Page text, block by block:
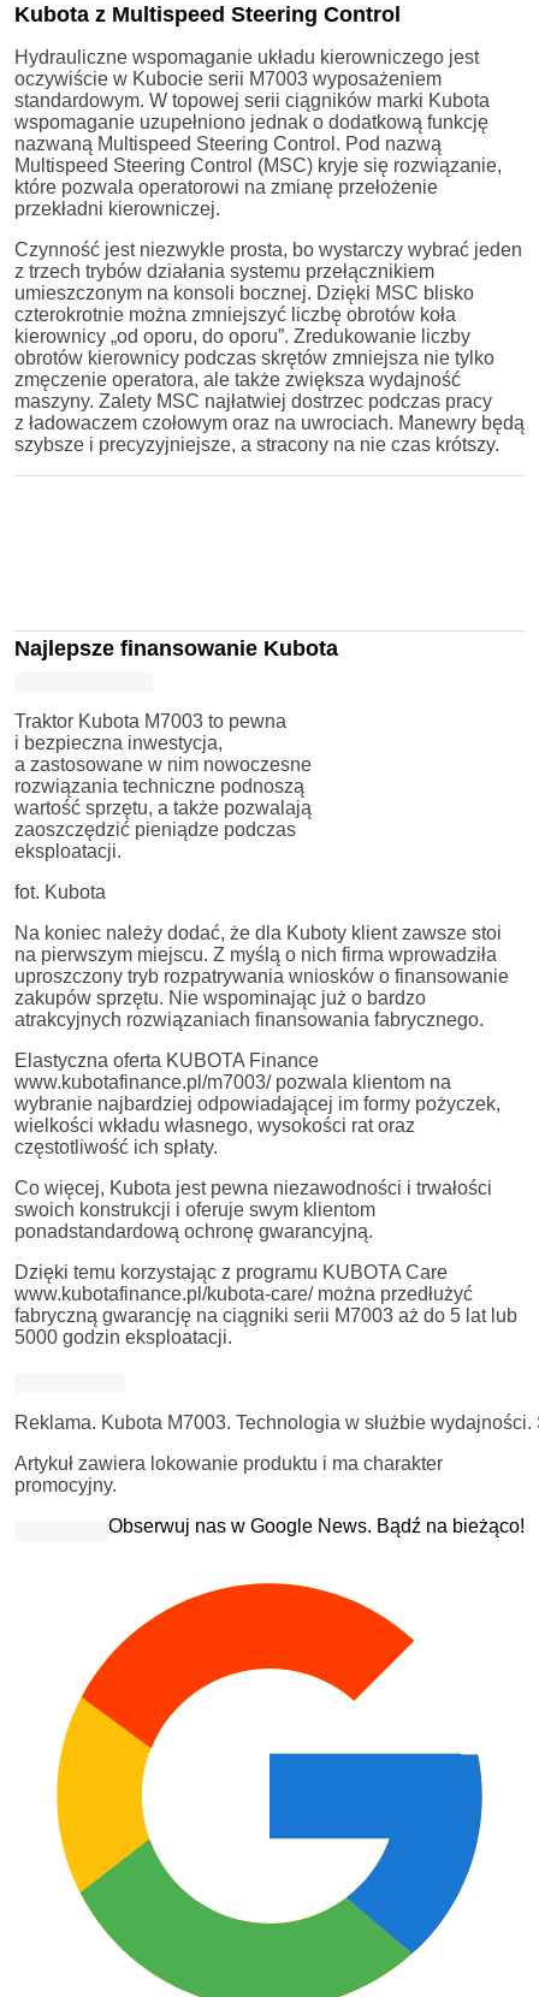
Kubota z Multispeed Steering Control
Hydrauliczne wspomaganie układu kierowniczego jest
oczywiście w Kubocie serii M7003 wyposażeniem
standardowym. W topowej serii ciągników marki Kubota
wspomaganie uzupełniono jednak o dodatkową funkcję
nazwaną Multispeed Steering Control. Pod nazwą
Multispeed Steering Control (MSC) kryje się rozwiązanie,
które pozwala operatorowi na zmianę przełożenie
przekładni kierowniczej.
Czynność jest niezwykle prosta, bo wystarczy wybrać jeden
z trzech trybów działania systemu przełącznikiem
umieszczonym na konsoli bocznej. Dzięki MSC blisko
czterokrotnie można zmniejszyć liczbę obrotów koła
kierownicy „od oporu, do oporu”. Zredukowanie liczby
obrotów kierownicy podczas skrętów zmniejsza nie tylko
zmęczenie operatora, ale także zwiększa wydajność
maszyny. Zalety MSC najłatwiej dostrzec podczas pracy
z ładowaczem czołowym oraz na uwrociach. Manewry będą
szybsze i precyzyjniejsze, a stracony na nie czas krótszy.
Najlepsze finansowanie Kubota
Traktor Kubota M7003 to pewna
i bezpieczna inwestycja,
a zastosowane w nim nowoczesne
rozwiązania techniczne podnoszą
wartość sprzętu, a także pozwalają
zaoszczędzić pieniądze podczas
eksploatacji.
fot. Kubota
Na koniec należy dodać, że dla Kuboty klient zawsze stoi
na pierwszym miejscu. Z myślą o nich firma wprowadziła
uproszczony tryb rozpatrywania wniosków o finansowanie
zakupów sprzętu. Nie wspominając już o bardzo
atrakcyjnych rozwiązaniach finansowania fabrycznego.
Elastyczna oferta KUBOTA Finance
www.kubotafinance.pl/m7003/ pozwala klientom na
wybranie najbardziej odpowiadającej im formy pożyczek,
wielkości wkładu własnego, wysokości rat oraz
częstotliwość ich spłaty.
Co więcej, Kubota jest pewna niezawodności i trwałości
swoich konstrukcji i oferuje swym klientom
ponadstandardową ochronę gwarancyjną.
Dzięki temu korzystając z programu KUBOTA Care
www.kubotafinance.pl/kubota-care/ można przedłużyć
fabryczną gwarancję na ciągniki serii M7003 aż do 5 lat lub
5000 godzin eksploatacji.
Reklama. Kubota M7003. Technologia w służbie
Artykuł zawiera lokowanie produktu i ma charakter
promocyjny.
Obserwuj nas w Google News. Bądź na bieżąco!